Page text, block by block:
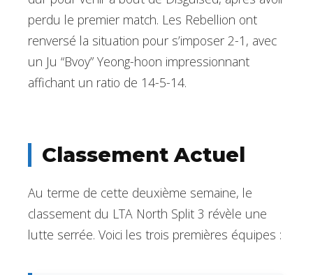
perdu le premier match. Les Rebellion ont
renversé la situation pour s’imposer 2-1, avec
un Ju “Bvoy” Yeong-hoon impressionnant
affichant un ratio de 14-5-14.
Classement Actuel
Au terme de cette deuxième semaine, le
classement du LTA North Split 3 révèle une
lutte serrée. Voici les trois premières équipes :